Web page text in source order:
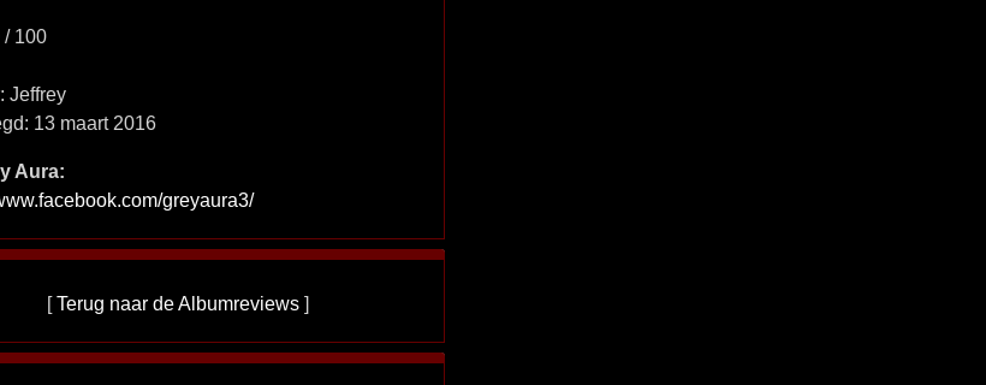
/ 100
Jeffrey
13 maart 2016
Aura:
greyaura3/
[Terug naar de Albumreviews ]